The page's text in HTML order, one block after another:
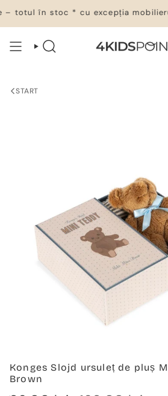
la
conținut
totul în stoc * cu excepția
CĂUTARE
START
Konges Slojd ursuleț de pluș
Brown